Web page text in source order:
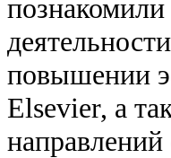
повышении
Elsevier, а